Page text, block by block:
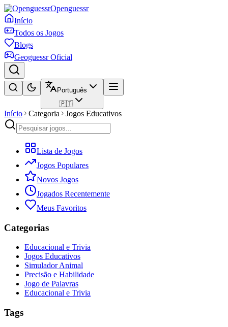
Openguessr
Início
Todos os Jogos
Blogs
Geoguessr Oficial
Português
🇵🇹
Início Categoria Jogos Educativos
Lista de Jogos
Jogos Populares
Novos Jogos
Jogados Recentemente
Meus Favoritos
Categorias
Educacional e Trivia
Jogos Educativos
Simulador Animal
Precisão e Habilidade
Jogo de Palavras
Educacional e Trivia
Tags